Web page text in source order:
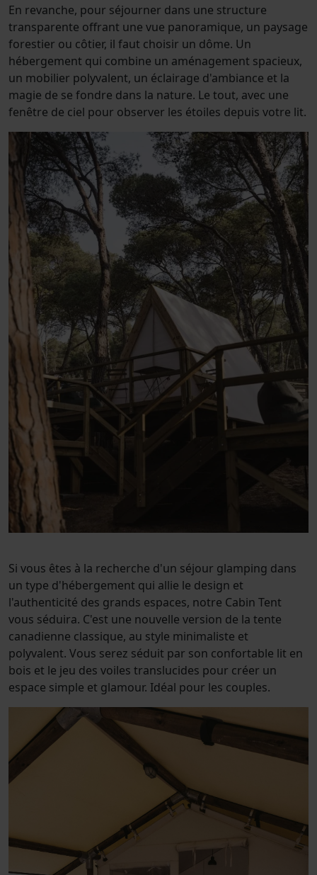
En revanche, pour séjourner dans une structure
transparente offrant une vue panoramique, un paysage
forestier ou côtier, il faut choisir un dôme. Un
hébergement qui combine un aménagement spacieux,
un mobilier polyvalent, un éclairage d'ambiance et la
magie de se fondre dans la nature. Le tout, avec une
fenêtre de ciel pour observer les étoiles depuis votre lit.
Si vous êtes à la recherche d'un séjour glamping dans
un type d'hébergement qui allie le design et
l'authenticité des grands espaces, notre Cabin Tent
vous séduira. C'est une nouvelle version de la tente
canadienne classique, au style minimaliste et
polyvalent. Vous serez séduit par son confortable lit en
bois et le jeu des voiles translucides pour créer un
espace simple et glamour. Idéal pour les couples.